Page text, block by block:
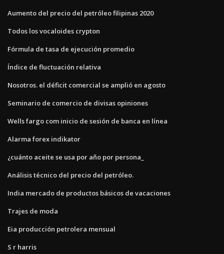
Aumento del precio del petróleo filipinas 2020
Todos los vocaloides crypton
Fórmula de tasa de ejecución promedio
Índice de fluctuación relativa
Nosotros. el déficit comercial se amplió en agosto
Seminario de comercio de divisas opiniones
Wells fargo com inicio de sesión de banca en línea
Alarma forex indikator
¿cuánto aceite se usa por año por persona_
Análisis técnico del precio del petróleo.
India mercado de productos básicos de vacaciones
Trajes de moda
Eia producción petrolera mensual
S r harris